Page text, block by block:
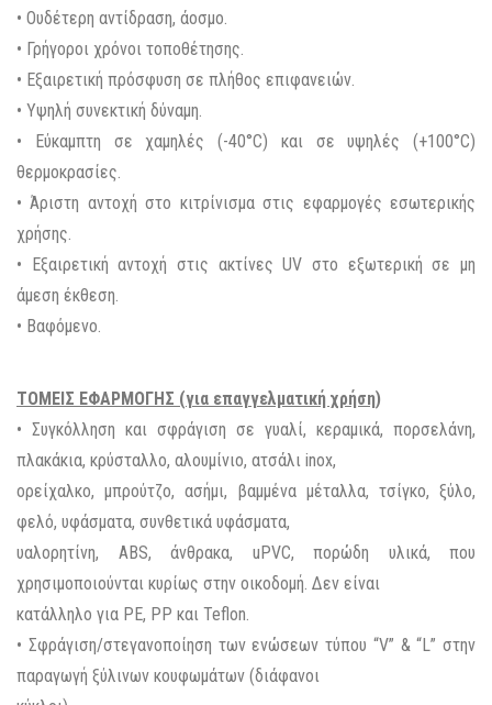
• Ουδέτερη αντίδραση, άοσμο.
• Γρήγοροι χρόνοι τοποθέτησης.
• Εξαιρετική πρόσφυση σε πλήθος επιφανειών.
• Υψηλή συνεκτική δύναμη.
• Εύκαμπτη σε χαμηλές (-40°C) και σε υψηλές (+100°C)
θερμοκρασίες.
• Άριστη αντοχή στο κιτρίνισμα στις εφαρμογές εσωτερικής
χρήσης.
• Εξαιρετική αντοχή στις ακτίνες UV στο εξωτερική σε μη
άμεση έκθεση.
• Βαφόμενο.
ΤΟΜΕΙΣ ΕΦΑΡΜΟΓΗΣ (για επαγγελματική χρήση)
• Συγκόλληση και σφράγιση σε γυαλί, κεραμικά, πορσελάνη,
πλακάκια, κρύσταλλο, αλουμίνιο, ατσάλι inox,
ορείχαλκο, μπρούτζο, ασήμι, βαμμένα μέταλλα, τσίγκο, ξύλο,
φελό, υφάσματα, συνθετικά υφάσματα,
υαλορητίνη, ABS, άνθρακα, uPVC, πορώδη υλικά, που
χρησιμοποιούνται κυρίως στην οικοδομή. Δεν είναι
κατάλληλο για PE, PP και Teflon.
• Σφράγιση/στεγανοποίηση των ενώσεων τύπου “V” & “L” στην
παραγωγή ξύλινων κουφωμάτων (διάφανοι